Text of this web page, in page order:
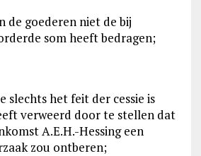
de goederen niet de bij
som heeft bedragen;
slechts het feit der cessie is
verweerd door te stellen dat
A.E.H.-Hessing een
zou ontberen;